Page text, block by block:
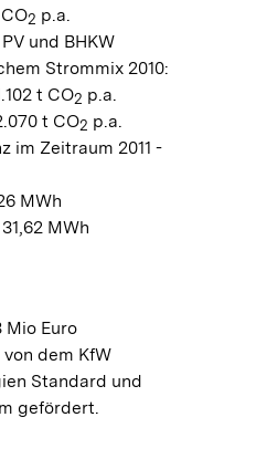
2 p.a.
und BHKW
Strommix 2010:
t CO2 p.a.
t CO2 p.a.
im Zeitraum 2011 -
MWh
MWh
Mio Euro
dem KfW
Standard und
gefördert.